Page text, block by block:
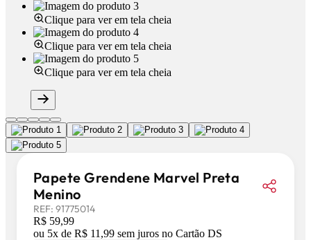
Clique para ver em tela cheia
Clique para ver em tela cheia
Clique para ver em tela cheia
Papete Grendene Marvel Preta
Menino
REF: 91775014
R$ 59,99
ou 5x de R$ 11,99 sem juros no Cartão DS